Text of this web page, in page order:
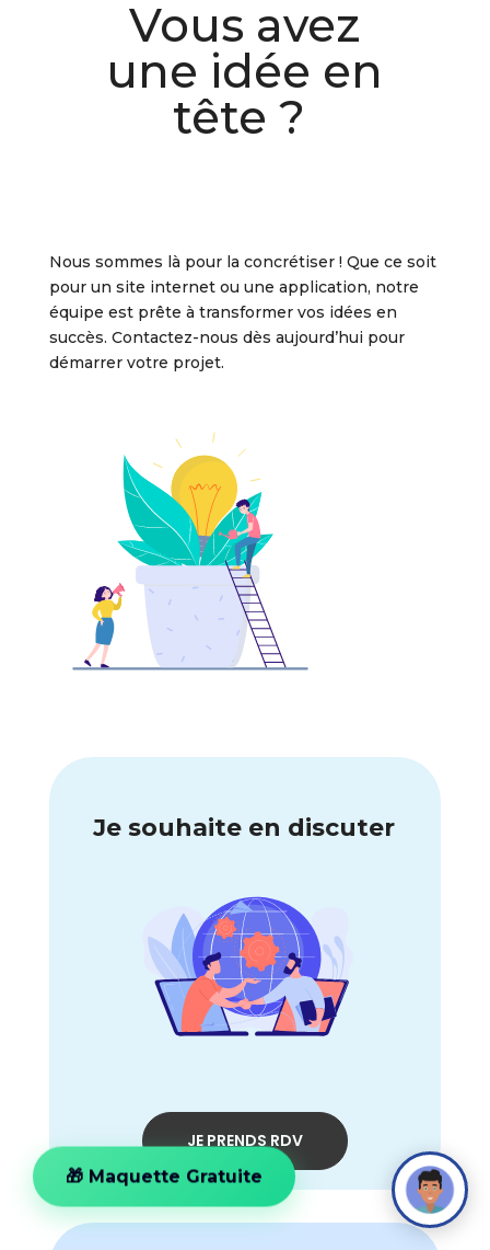
Vous avez
une idée en
tête ?
Nous sommes là pour la concrétiser ! Que ce soit
pour un site internet ou une application, notre
équipe est prête à transformer vos idées en
succès. Contactez-nous dès aujourd’hui pour
démarrer votre projet.
Je souhaite en discuter
JE PRENDS RDV
🎁 Maquette Gratuite